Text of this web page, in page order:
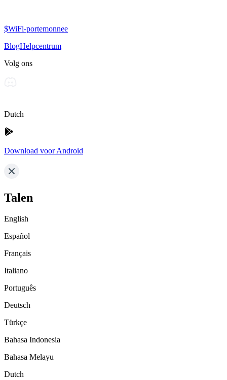
$WiFi-portemonnee
BlogHelpcentrum
Volg ons
Dutch
Download voor Android
Talen
English
Español
Français
Italiano
Português
Deutsch
Türkçe
Bahasa Indonesia
Bahasa Melayu
Dutch